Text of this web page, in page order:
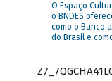
O Espaço
o BNDES
como o Banco
do Brasil e